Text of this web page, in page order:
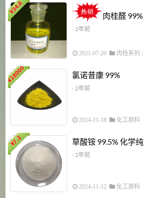
¥
34.8
肉桂醛 99%
- 2年前
2021-07-20 肉桂系列
¥
18000 氯诺昔康 99%
- 2年前
2024-11-18 化工原料
¥
7.2 草酸铵 99.5% 化学纯
- 2年前
2024-11-12 化工原料